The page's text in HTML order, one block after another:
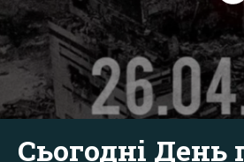
Сьогодні День